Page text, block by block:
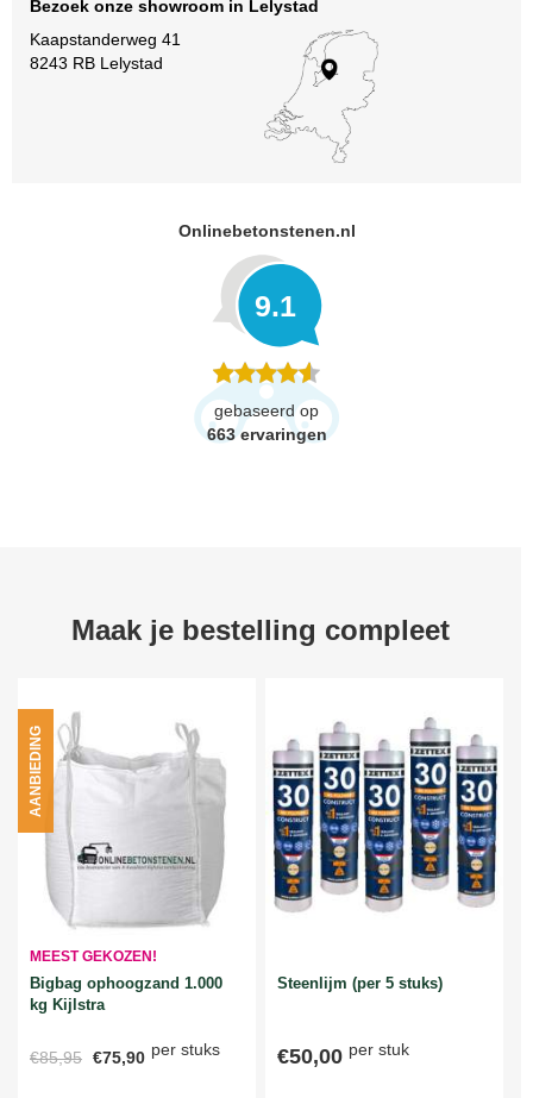
Bezoek onze showroom in Lelystad
Kaapstanderweg 41
8243 RB Lelystad
Onlinebetonstenen.nl
9.1
gebaseerd op
663 ervaringen
Maak je bestelling compleet
MEEST GEKOZEN!
Bigbag ophoogzand 1.000
kg Kijlstra
€85,95 €75,90 per stuks
AANBIEDING
Steenlijm (per 5 stuks)
€50,00 per stuk